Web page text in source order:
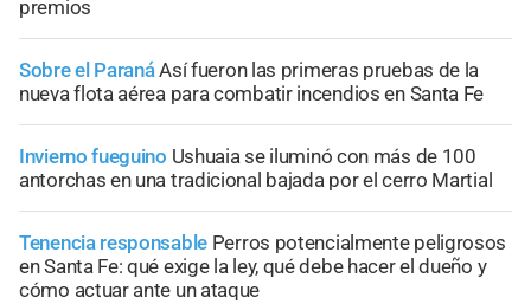
premios
Sobre el ParanáAsí fueron las primeras pruebas de la
nueva flota aérea para combatir incendios en Santa Fe
Invierno fueguino Ushuaia se iluminó con más de 100
antorchas en una tradicional bajada por el cerro Martial
Tenencia responsable Perros potencialmente peligrosos
en Santa Fe: qué exige la ley, qué debe hacer el dueño y
cómo actuar ante un ataque